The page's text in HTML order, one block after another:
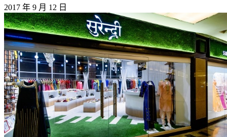
2017 年 9 月 12 日